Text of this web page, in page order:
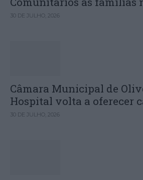
30 DE JULHO, 2026
Câmara Municipal de
Hospital volta a oferecer
30 DE JULHO, 2026